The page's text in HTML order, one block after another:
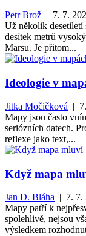
Petr Brož | 7. 7.
Už několik desetiletí
desítek metrů
Marsu. Je přitom...
Ideologie v
Jitka Močičková |
Mapy jsou často
seriózních datech.
reflexe jako text,...
Když mapa
Jan D. Bláha | 7. 7.
Mapy patří k
spolehlivě, nejsou
výsledkem